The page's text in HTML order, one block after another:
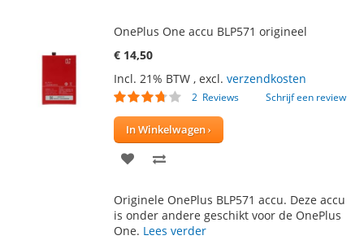
OnePlus One accu BLP571 origineel
€ 14,50
Incl. 21% BTW , excl. verzendkosten
Waardering:
2 Reviews Schrijf een review
In Winkelwagen
VOEG
AAN TE
Originele OnePlus BLP571 accu. Deze accu
is onder andere geschikt voor de OnePlus
One. Lees verder